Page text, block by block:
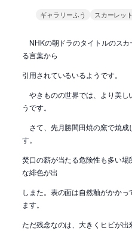
ギャラリーふう スカーレット
NHKの朝ドラのタイトルのス
る言葉から
引用されているいるようです。
やきものの世界では、より美し
うです。
さて、先月勝間田焼の窯で焼成
す。
焚口の薪が当たる危険性も多い
な緋色が出
しまた。表の面は自然釉がかか
ます。
ただ残念なのは、大きくヒビが